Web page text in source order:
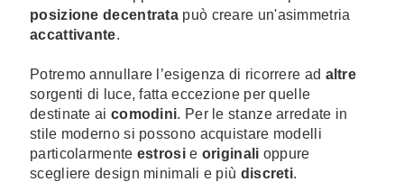
posizione decentrata può creare un'asimmetria
accattivante.
Potremo annullare l’esigenza di ricorrere ad altre
sorgenti di luce, fatta eccezione per quelle
destinate ai comodini. Per le stanze arredate in
stile moderno si possono acquistare modelli
particolarmente estrosie originali oppure
scegliere design minimali e più discreti.